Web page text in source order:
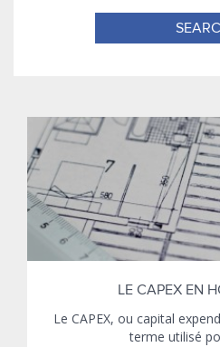
LE CAPEX EN
Le CAPEX, ou capital
terme utilisé